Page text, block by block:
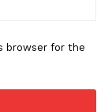
browser for the